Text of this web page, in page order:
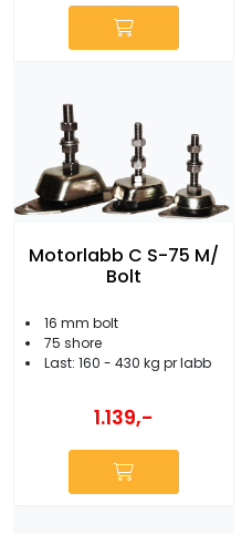
Motorlabb C S-75 M/
Bolt
16 mm bolt
75 shore
Last: 160 - 430 kg pr labb
1.139,-